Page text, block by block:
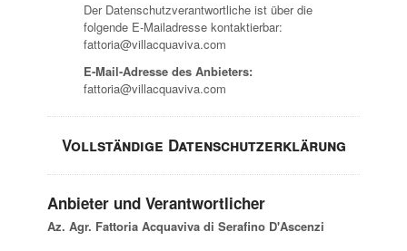
Der Datenschutzverantwortliche ist über die
folgende E-Mailadresse kontaktierbar:
fattoria@villacquaviva.com
E-Mail-Adresse des Anbieters:
fattoria@villacquaviva.com
Vollständige Datenschutzerklärung
Anbieter und Verantwortlicher
Az. Agr. Fattoria Acquaviva di Serafino D'Ascenzi